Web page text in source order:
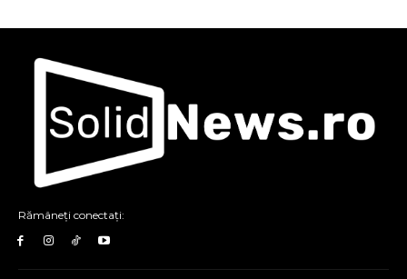
Rămâneți conectați: